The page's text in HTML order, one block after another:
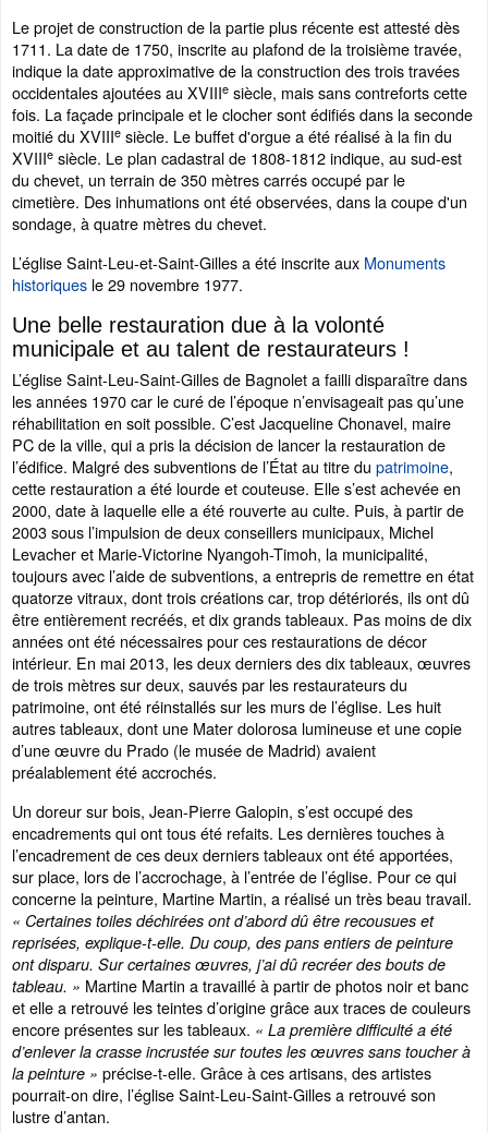
Le projet de construction de la partie plus récente est attesté dès
1711. La date de 1750, inscrite au plafond de la troisième travée,
indique la date approximative de la construction des trois travées
occidentales ajoutées au XVIIIe siècle, mais sans contreforts cette
fois. La façade principale et le clocher sont édifiés dans la seconde
moitié du XVIIIe siècle. Le buffet d'orgue a été réalisé à la fin du
XVIIIe siècle. Le plan cadastral de 1808-1812 indique, au sud-est
du chevet, un terrain de 350 mètres carrés occupé par le
cimetière. Des inhumations ont été observées, dans la coupe d'un
sondage, à quatre mètres du chevet.
L’église Saint-Leu-et-Saint-Gilles a été inscrite aux Monuments
historiques le 29 novembre 1977.
Une belle restauration due à la volonté
municipale et au talent de restaurateurs !
L’église Saint-Leu-Saint-Gilles de Bagnolet a failli disparaître dans
les années 1970 car le curé de l’époque n’envisageait pas qu’une
réhabilitation en soit possible. C’est Jacqueline Chonavel, maire
PC de la ville, qui a pris la décision de lancer la restauration de
l’édifice. Malgré des subventions de l’État au titre du patrimoine,
cette restauration a été lourde et couteuse. Elle s’est achevée en
2000, date à laquelle elle a été rouverte au culte. Puis, à partir de
2003 sous l’impulsion de deux conseillers municipaux, Michel
Levacher et Marie-Victorine Nyangoh-Timoh, la municipalité,
toujours avec l’aide de subventions, a entrepris de remettre en état
quatorze vitraux, dont trois créations car, trop détériorés, ils ont dû
être entièrement recréés, et dix grands tableaux. Pas moins de dix
années ont été nécessaires pour ces restaurations de décor
intérieur. En mai 2013, les deux derniers des dix tableaux, œuvres
de trois mètres sur deux, sauvés par les restaurateurs du
patrimoine, ont été réinstallés sur les murs de l’église. Les huit
autres tableaux, dont une Mater dolorosa lumineuse et une copie
d’une œuvre du Prado (le musée de Madrid) avaient
préalablement été accrochés.
Un doreur sur bois, Jean-Pierre Galopin, s’est occupé des
encadrements qui ont tous été refaits. Les dernières touches à
l’encadrement de ces deux derniers tableaux ont été apportées,
sur place, lors de l’accrochage, à l’entrée de l’église. Pour ce qui
concerne la peinture, Martine Martin, a réalisé un très beau travail.
« Certaines toiles déchirées ont d’abord dû être recousues et
reprisées, explique-t-elle. Du coup, des pans entiers de peinture
ont disparu. Sur certaines œuvres, j’ai dû recréer des bouts de
tableau. » Martine Martin a travaillé à partir de photos noir et banc
et elle a retrouvé les teintes d’origine grâce aux traces de couleurs
encore présentes sur les tableaux. « La première difficulté a été
d’enlever la crasse incrustée sur toutes les œuvres sans toucher à
la peinture » précise-t-elle. Grâce à ces artisans, des artistes
pourrait-on dire, l’église Saint-Leu-Saint-Gilles a retrouvé son
lustre d’antan.